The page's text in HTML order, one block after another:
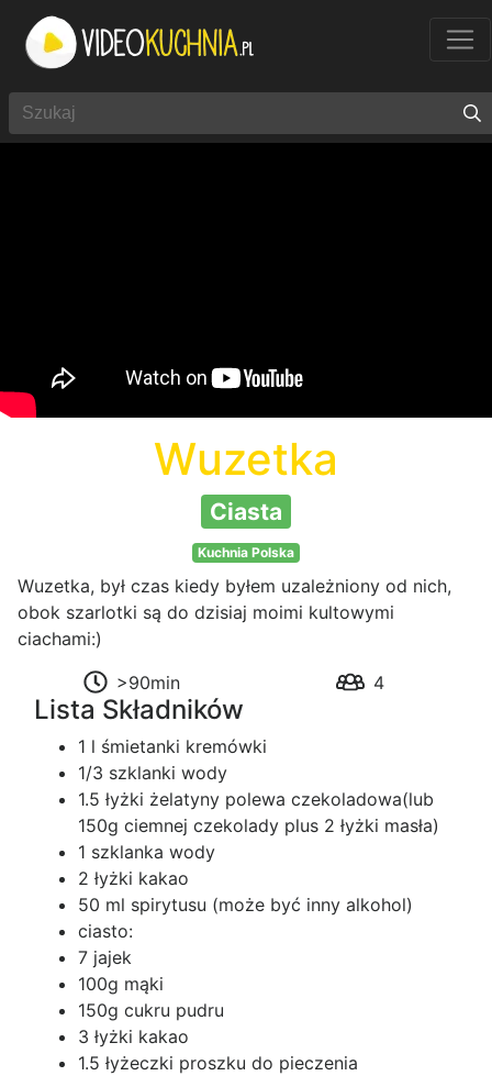
Wuzetka
Ciasta
Kuchnia Polska
Wuzetka, był czas kiedy byłem uzależniony od nich,
obok szarlotki są do dzisiaj moimi kultowymi
ciachami:)
>90min
4
Lista Składników
1 l śmietanki kremówki
1/3 szklanki wody
1.5 łyżki żelatyny polewa czekoladowa(lub
150g ciemnej czekolady plus 2 łyżki masła)
1 szklanka wody
2 łyżki kakao
50 ml spirytusu (może być inny alkohol)
ciasto:
7 jajek
100g mąki
150g cukru pudru
3 łyżki kakao
1.5 łyżeczki proszku do pieczenia